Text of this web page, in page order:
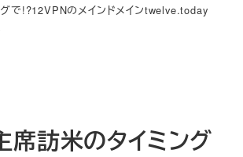
で!?12VPNのメインドメインtwelve.today
席訪米のタイミング